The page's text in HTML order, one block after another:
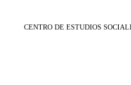
CENTRO DE ESTUDIOS